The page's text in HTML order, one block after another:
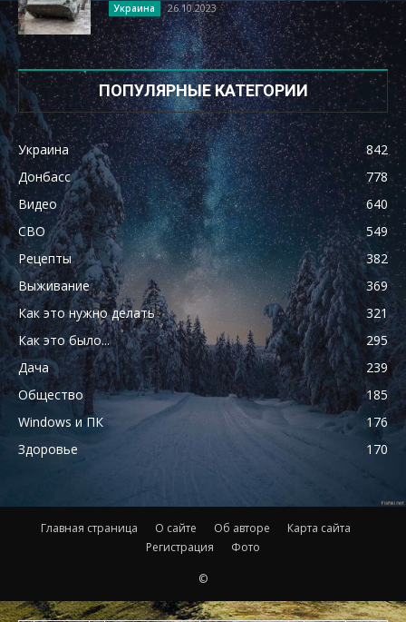
Украина 26.10.2023
ПОПУЛЯРНЫЕ КАТЕГОРИИ
Украина
842
Донбасс
778
Видео
640
СВО
549
Рецепты
382
Выживание
369
Как это нужно делать
321
Как это было...
295
Дача
239
Общество
185
Windows и ПК
176
Здоровье
170
Главная страница О сайте Об авторе
Карта сайта
Регистрация
Фото
©